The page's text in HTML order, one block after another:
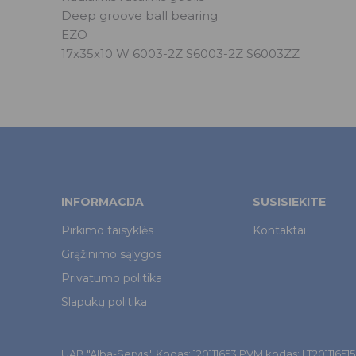
Deep groove ball bearing
EZO
17x35x10 W 6003-2Z S6003-2Z S6003ZZ
INFORMACIJA
Pirkimo taisyklės
Grąžinimo sąlygos
Privatumo politika
Slapukų politika
SUSISIEKITE
Kontaktai